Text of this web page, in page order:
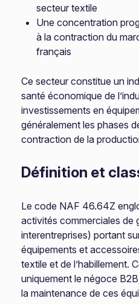
secteur textile
Une concentration
à la contraction du
français
Ce secteur constitue un
santé économique de
investissements en
généralement les phases
contraction de la
Définition et
Le code NAF 46.64Z
activités commerciales de
interentreprises) portant
équipements et
textile et de l’habillement.
uniquement le négoce
la maintenance de ces